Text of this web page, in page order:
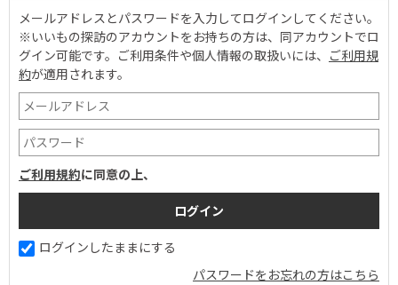
メールアドレスとパスワードを入力してログインしてください。
※いいもの探訪のアカウントをお持ちの方は、同アカウントでロ
グイン可能です。 ご利用条件や個人情報の取扱いには、 ご利用規
約が適用されます。
ご利用規約に同意の上、
ログインしたままにする
パスワードをお忘れの方はこちら